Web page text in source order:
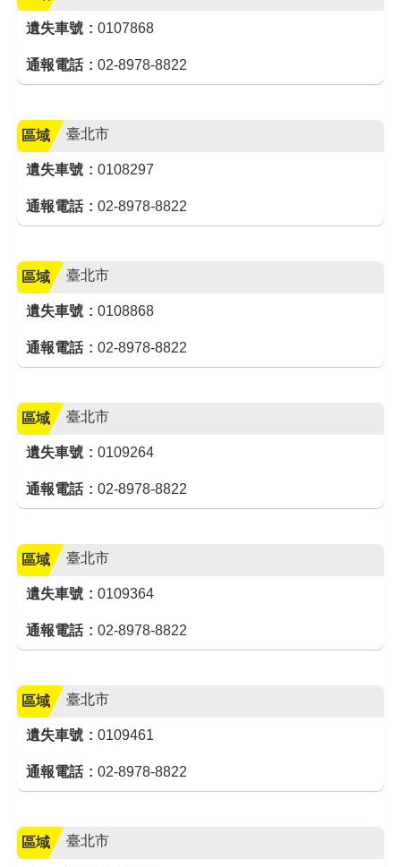
遺失車號 0107868
通報電話 02-8978-8822
區域 臺北市
遺失車號 0108297
通報電話 02-8978-8822
區域 臺北市
遺失車號 0108868
通報電話 02-8978-8822
區域 臺北市
遺失車號 0109264
通報電話 02-8978-8822
區域 臺北市
遺失車號 0109364
通報電話 02-8978-8822
區域 臺北市
遺失車號 0109461
通報電話 02-8978-8822
區域 臺北市